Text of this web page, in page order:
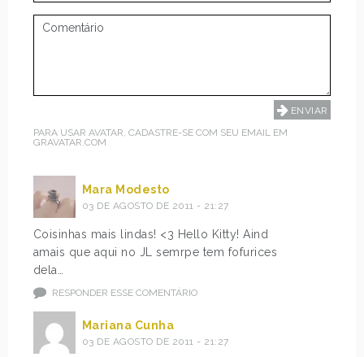
PARA USAR AVATAR, CADASTRE-SE COM SEU EMAIL EM
GRAVATAR.COM
Mara Modesto
03 DE AGOSTO DE 2011 - 21:27
Coisinhas mais lindas! <3 Hello Kitty! Aind
amais que aqui no JL semrpe tem fofurices
dela…
RESPONDER ESSE COMENTÁRIO
Mariana Cunha
03 DE AGOSTO DE 2011 - 21:27